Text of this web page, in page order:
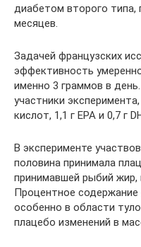
диабетом второго типа,
месяцев.
Задачей французских
эффективность
именно 3 граммов в
участники
кислот, 1,1 г ЕРА и 0,7 г
В эксперименте
половина принимала
принимавшей рыбий жир,
Процентное содержание
особенно в области
плацебо изменений в